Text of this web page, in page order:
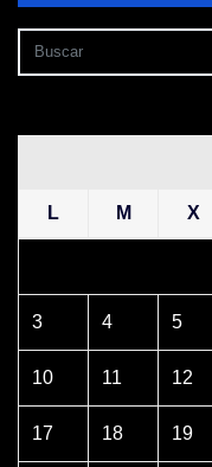
L M X
3 4 5
10 11 12
17 18 19